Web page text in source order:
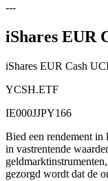
---
iShares EUR
iShares EUR Cash
YCSH.ETF
IE000JJPY166
Bied een rendement in
in vastrentende
gezorgd wordt dat de